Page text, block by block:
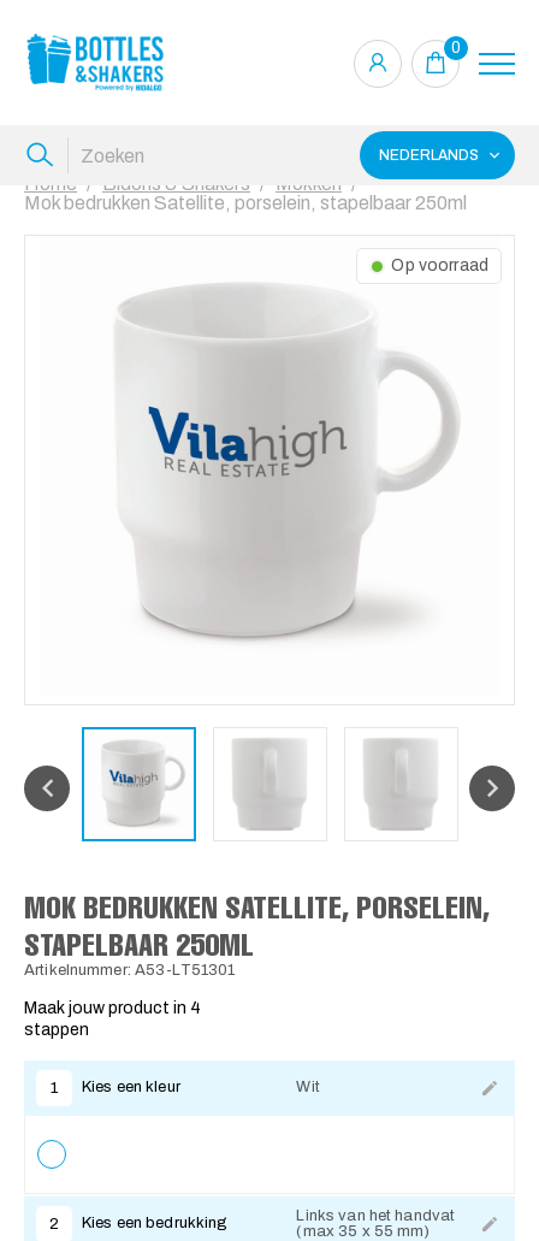
0
NEDERLANDS
Home Bidons & Shakers
Mokken
Mok bedrukken Satellite, porselein, stapelbaar 250ml
Op voorraad
MOK BEDRUKKEN SATELLITE, PORSELEIN,
STAPELBAAR 250ML
Artikelnummer: A53-LT51301
Maak jouw product in 4
stappen
1 Kies een kleur Wit
2 Kies een bedrukking
Links van het handvat
(max 35 x 55 mm)